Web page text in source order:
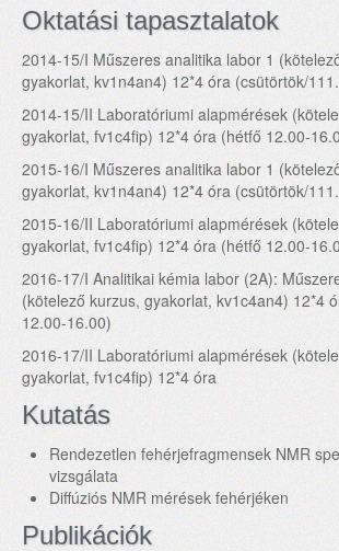
Oktatási tapasztalatok
2014-15/I Műszeres analitika labor 1
gyakorlat, kv1n4an4) 12*4 óra (csütörtök/
2014-15/II Laboratóriumi alapmérések
gyakorlat, fv1c4fip) 12*4 óra (hétfő 12.00-
2015-16/I Műszeres analitika labor 1
gyakorlat, kv1n4an4) 12*4 óra (csütörtök/
2015-16/II Laboratóriumi alapmérések
gyakorlat, fv1c4fip) 12*4 óra (hétfő 12.00-
2016-17/I Analitikai kémia labor (2A):
(kötelező kurzus, gyakorlat, kv1c4an4) 12*4
12.00-16.00)
2016-17/II Laboratóriumi alapmérések
gyakorlat, fv1c4fip) 12*4 óra
Kutatás
Rendezetlen fehérjefragmensek NMR
vizsgálata
Diffúziós NMR mérések fehérjéken
Publikációk